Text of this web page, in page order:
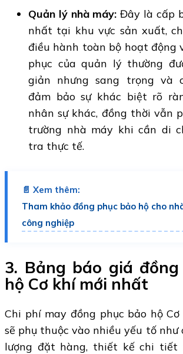
Quản lý nhà máy:Đây là cấp
nhất tại khu vực sản xuất,
điều hành toàn bộ hoạt động
phục của quản lý thường
giản nhưng sang trọng và
đảm bảo sự khác biệt rõ
nhân sự khác, đồng thời vẫn
trường nhà máy khi cần di
tra thực tế.
📄 Xem thêm:
Tham khảo đồng phục bảo hộ cho
công nghiệp
3. Bảng báo giá
hộ Cơ khí mới nhất
Chi phí may đồng phục bảo hộ
sẽ phụ thuộc vào nhiều yếu tố như
lượng đặt hàng, thiết kế chi tiết